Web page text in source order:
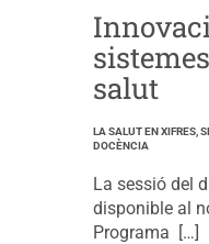
salut
LA SALUT EN XIFRES,
DOCÈNCIA
La sessió del
disponible al
Programa […]